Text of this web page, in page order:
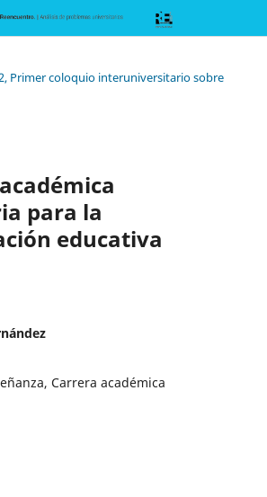
Primer coloquio interuniversitario sobre
para la
educativa
Carrera académica